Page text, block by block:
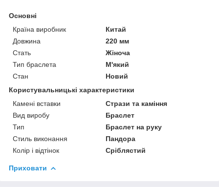
Основні
Країна виробник
Китай
Довжина
220 мм
Стать
Жіноча
Тип браслета
М'який
Стан
Новий
Користувальницькі характеристики
Камені вставки
Стрази та каміння
Вид виробу
Браслет
Тип
Браслет на руку
Стиль виконання
Пандора
Колір і відтінок
Сріблястий
Приховати